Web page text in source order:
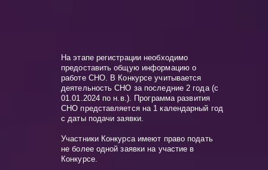
На этапе регистрации необходимо
предоставить общую информацию о
работе СНО. В Конкурсе учитывается
деятельность СНО за последние 2 года (с
01.01.2024 по н.в.). Программа развития
СНО представляется на 1 календарный год
с даты подачи заявки.
Участники Конкурса имеют право подать
не более одной заявки на участие в
Конкурсе.